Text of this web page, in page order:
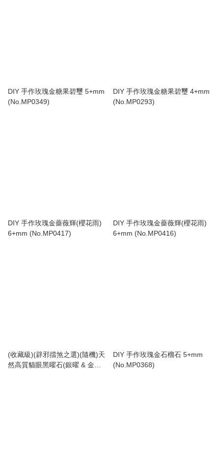
DIY 手作玫瑰金糖果碧璽 5+mm
(No.MP0349)
DIY 手作玫瑰金糖果碧璽 4+mm
(No.MP0293)
DIY 手作玫瑰金薔薇輝(櫻花雨)
6+mm (No.MP0417)
DIY 手作玫瑰金薔薇輝(櫻花雨)
6+mm (No.MP0416)
(收藏級)(辟邪擋煞之選)(隨機)天
然高質貓眼黑曜石(銀曜 & 金曜)
DIY 手作玫瑰金石榴石 5+mm
(No.MP0368)